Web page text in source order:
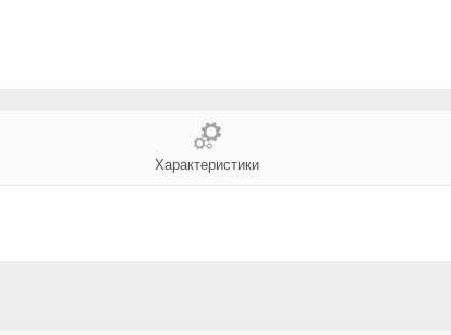
Характеристики